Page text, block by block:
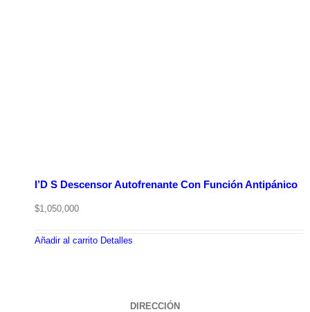
I’D S Descensor Autofrenante Con Función Antipánico
$1,050,000
Añadir al carrito Detalles
DIRECCIÓN